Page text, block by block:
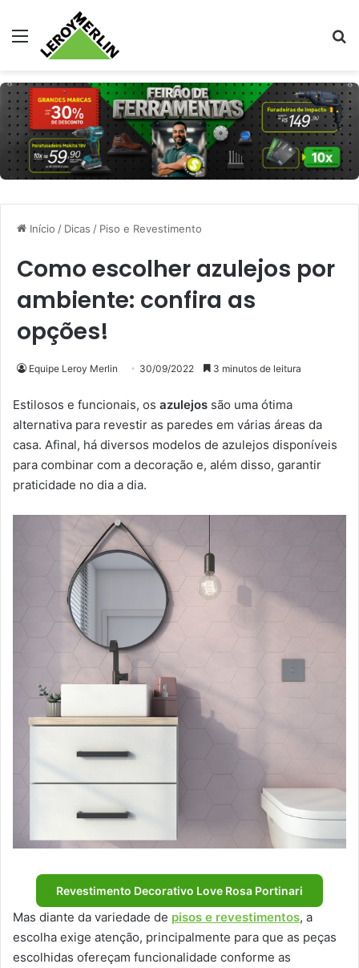
Menu
Início / Dicas / Piso e Revestimento
Como escolher azulejos por
ambiente: confira as
opções!
Equipe Leroy Merlin 30/09/2022 3 minutos de leitura
Estilosos e funcionais, os azulejos são uma ótima
alternativa para revestir as paredes em várias áreas da
casa. Afinal, há diversos modelos de azulejos disponíveis
para combinar com a decoração e, além disso, garantir
praticidade no dia a dia.
Revestimento Decorativo Love Rosa Portinari
Mas diante da variedade de pisos e revestimentos, a
escolha exige atenção, principalmente para que as peças
escolhidas ofereçam funcionalidade conforme as